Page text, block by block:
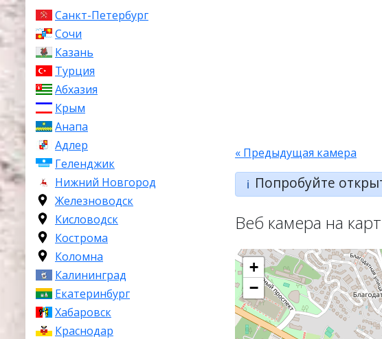
Санкт-Петербург
Сочи
Казань
Турция
Абхазия
Крым
Анапа
Адлер
Геленджик
Нижний Новгород
Железноводск
Кисловодск
Кострома
Коломна
Калининград
Екатеринбург
Хабаровск
Краснодар
« Предыдущая камера
ℹ️ Попробуйте
Веб камера на
+
−